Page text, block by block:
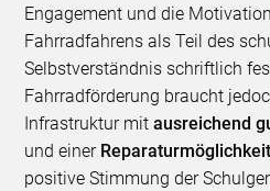
Engagement und die
Fahrradfahrens als Teil des
Selbstverständnis schriftlich
Fahrradförderung braucht
Infrastruktur mitausreichend
und einer Reparaturmöglichkeit
positive Stimmung der